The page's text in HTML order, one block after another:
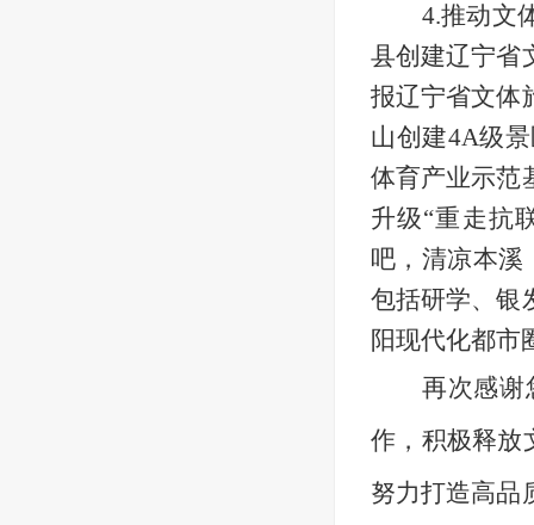
4.推动文
县创建辽宁省
报辽宁省文体
山创建4A级
体育产业示范
升级“重走抗
吧，清凉本溪
包括研学、银
阳现代化都市
再次感谢
作，积极释放
努力打造高品